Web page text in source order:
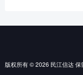
版权所有 © 2026 民江信达